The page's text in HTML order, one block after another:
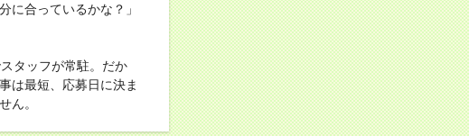
に合っているかな？」
タッフが常駐。だか
は最短、応募日に決ま
ん。